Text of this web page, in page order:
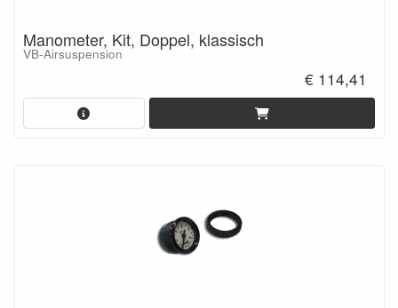
Manometer, Kit, Doppel, klassisch
VB-Airsuspension
€ 114,41